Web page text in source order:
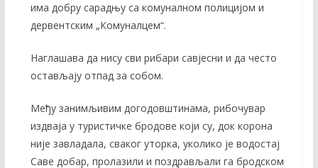
има добру сарадњу са комуналном полицијом и
дервентским „Комуналцем“.
Наглашава да нису сви рибари савјесни и да често
остављају отпад за собом.
Међу занимљивим догодовштинама, рибочувар
издваја у туристичке бродове који су, док корона
није завладала, сваког уторка, уколико је водостај
Саве добар, пролазили и поздрављали га бродском